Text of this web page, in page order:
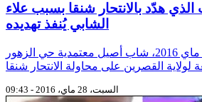
هدّد بالانتحار شنقا بسبب علاء
الشابي يُنفذ تهديده
أقدّم ليلة الجمعة 27 ماي 2016، شاب أصيل معتمدية حي الزهور
السبت، 28 ماي، 2016 - 09:43